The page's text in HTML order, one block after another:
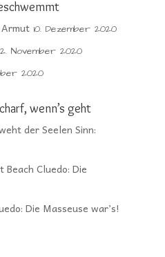
10. Dezember 2020
2. November 2020
2020
wenn’s geht
der Seelen Sinn:
Beach Cluedo: Die
Die Masseuse war’s!